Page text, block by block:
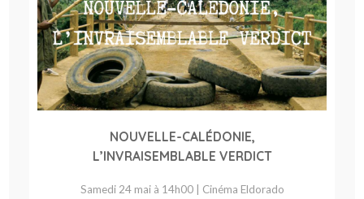
NOUVELLE-CALÉDONIE,
L’INVRAISEMBLABLE VERDICT
Samedi 24 mai à 14h00 | Cinéma Eldorado